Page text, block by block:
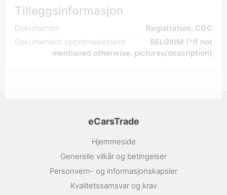
Tilleggsinformasjon
Dokumenter
Registration, COC
Dokumentets opprinnelsesland
BELGIUM (*if not
mentioned otherwise: pictures/description)
eCarsTrade
Hjemmeside
Generelle vilkår og betingelser
Personvern- og informasjonskapsler
Kvalitetssamsvar og krav